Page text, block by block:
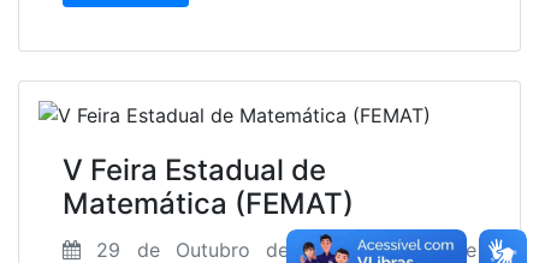
V Feira Estadual de
Matemática (FEMAT)
29 de Outubro de 2026 até 30 de